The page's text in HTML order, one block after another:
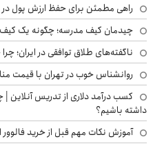
راهی مطمئن برای حفظ ارزش پول
چیدمان کیف مدرسه؛ چگونه یک
ناگفته‌های طلاق توافقی در
روانشناس خوب در تهران با قیمت
کسب درآمد دلاری از تدریس آنلاین |
داشته باشیم؟
آموزش نکات مهم قبل از خرید فالوور